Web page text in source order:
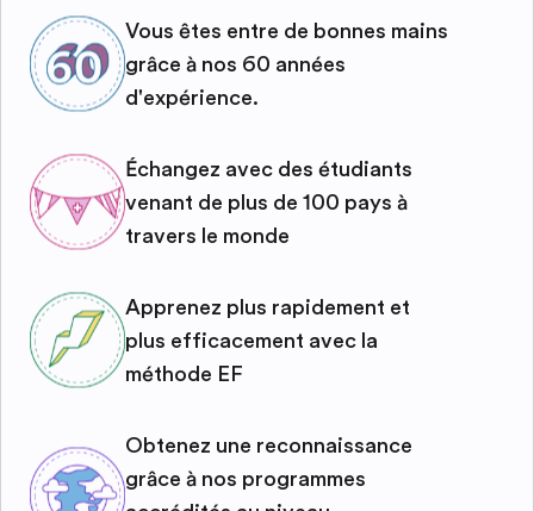
Vous êtes entre de bonnes mains
grâce à nos 60 années
d'expérience.
Échangez avec des étudiants
venant de plus de 100 pays à
travers le monde
Apprenez plus rapidement et
plus efficacement avec la
méthode EF
Obtenez une reconnaissance
grâce à nos programmes